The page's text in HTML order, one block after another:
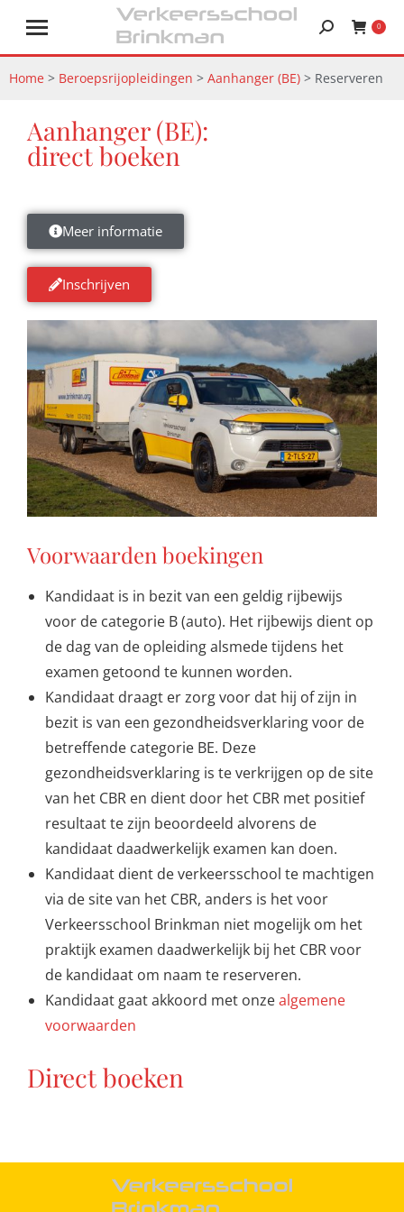
0
Home > Beroepsrijopleidingen > Aanhanger (BE) > Reserveren
Aanhanger (BE):
direct boeken
Meer informatie
Inschrijven
Voorwaarden boekingen
Kandidaat is in bezit van een geldig rijbewijs
voor de categorie B (auto). Het rijbewijs dient op
de dag van de opleiding alsmede tijdens het
examen getoond te kunnen worden.
Kandidaat draagt er zorg voor dat hij of zijn in
bezit is van een gezondheidsverklaring voor de
betreffende categorie BE. Deze
gezondheidsverklaring is te verkrijgen op de site
van het CBR en dient door het CBR met positief
resultaat te zijn beoordeeld alvorens de
kandidaat daadwerkelijk examen kan doen.
Kandidaat dient de verkeersschool te machtigen
via de site van het CBR, anders is het voor
Verkeersschool Brinkman niet mogelijk om het
praktijk examen daadwerkelijk bij het CBR voor
de kandidaat om naam te reserveren.
Kandidaat gaat akkoord met onzealgemene
voorwaarden
Direct boeken